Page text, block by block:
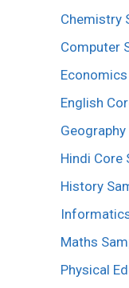
Chemistry
Computer
English
Hindi Core
History
Maths
Physical